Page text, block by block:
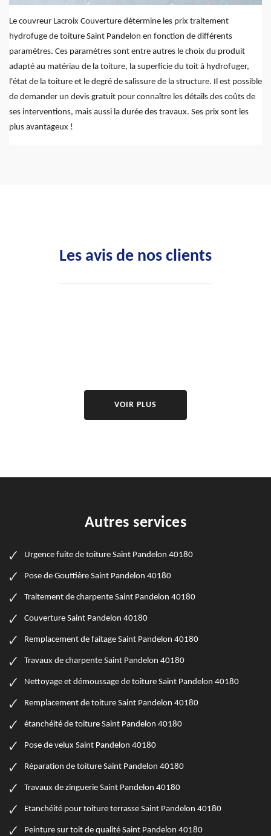
Le couvreur Lacroix Couverture détermine les prix traitement
hydrofuge de toiture Saint Pandelon en fonction de différents
paramètres. Ces paramètres sont entre autres le choix du produit
adapté au matériau de la toiture, la superficie du toit à hydrofuger,
l'état de la toiture et le degré de salissure de la structure. Il est possible
de demander un devis gratuit pour connaître les détails des coûts de
ses interventions, mais aussi la durée des travaux. Ses prix sont les
plus avantageux !
Les avis de nos clients
VOIR PLUS
Autres services
Urgence fuite de toiture Saint Pandelon 40180
Pose de Gouttière Saint Pandelon 40180
Traitement de charpente Saint Pandelon 40180
Couverture Saint Pandelon 40180
Remplacement de faitage Saint Pandelon 40180
Travaux de charpente Saint Pandelon 40180
Nettoyage et démoussage de toiture Saint Pandelon 40180
Remplacement de toiture Saint Pandelon 40180
étanchéité de toiture Saint Pandelon 40180
Pose de velux Saint Pandelon 40180
Réparation de toiture Saint Pandelon 40180
Travaux de zinguerie Saint Pandelon 40180
Etanchéité pour toiture terrasse Saint Pandelon 40180
Peinture sur toit de qualité Saint Pandelon 40180